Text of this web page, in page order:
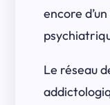
encore
Le réseau